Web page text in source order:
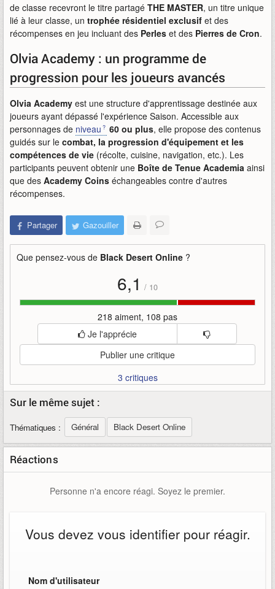
de classe recevront le titre partagé THE MASTER, un titre unique
lié à leur classe, un trophée résidentiel exclusif et des
récompenses en jeu incluant des Perles et des Pierres de Cron.
Olvia Academy : un programme de
progression pour les joueurs avancés
Olvia Academy est une structure d'apprentissage destinée aux
joueurs ayant dépassé l'expérience Saison. Accessible aux
personnages de niveau 60 ou plus, elle propose des contenus
guidés sur le combat, la progression d'équipement et les
compétences de vie (récolte, cuisine, navigation, etc.). Les
participants peuvent obtenir une Boîte de Tenue Academia ainsi
que des Academy Coins échangeables contre d'autres
récompenses.
Partager Gazouiller
Que pensez-vous de Black Desert Online ?
6,1 / 10
218 aiment, 108 pas
Je l'apprécie
Publier une critique
3 critiques
Sur le même sujet :
Thématiques : Général Black Desert Online
Réactions
Personne n'a encore réagi. Soyez le premier.
Vous devez vous identifier pour réagir.
Nom d'utilisateur